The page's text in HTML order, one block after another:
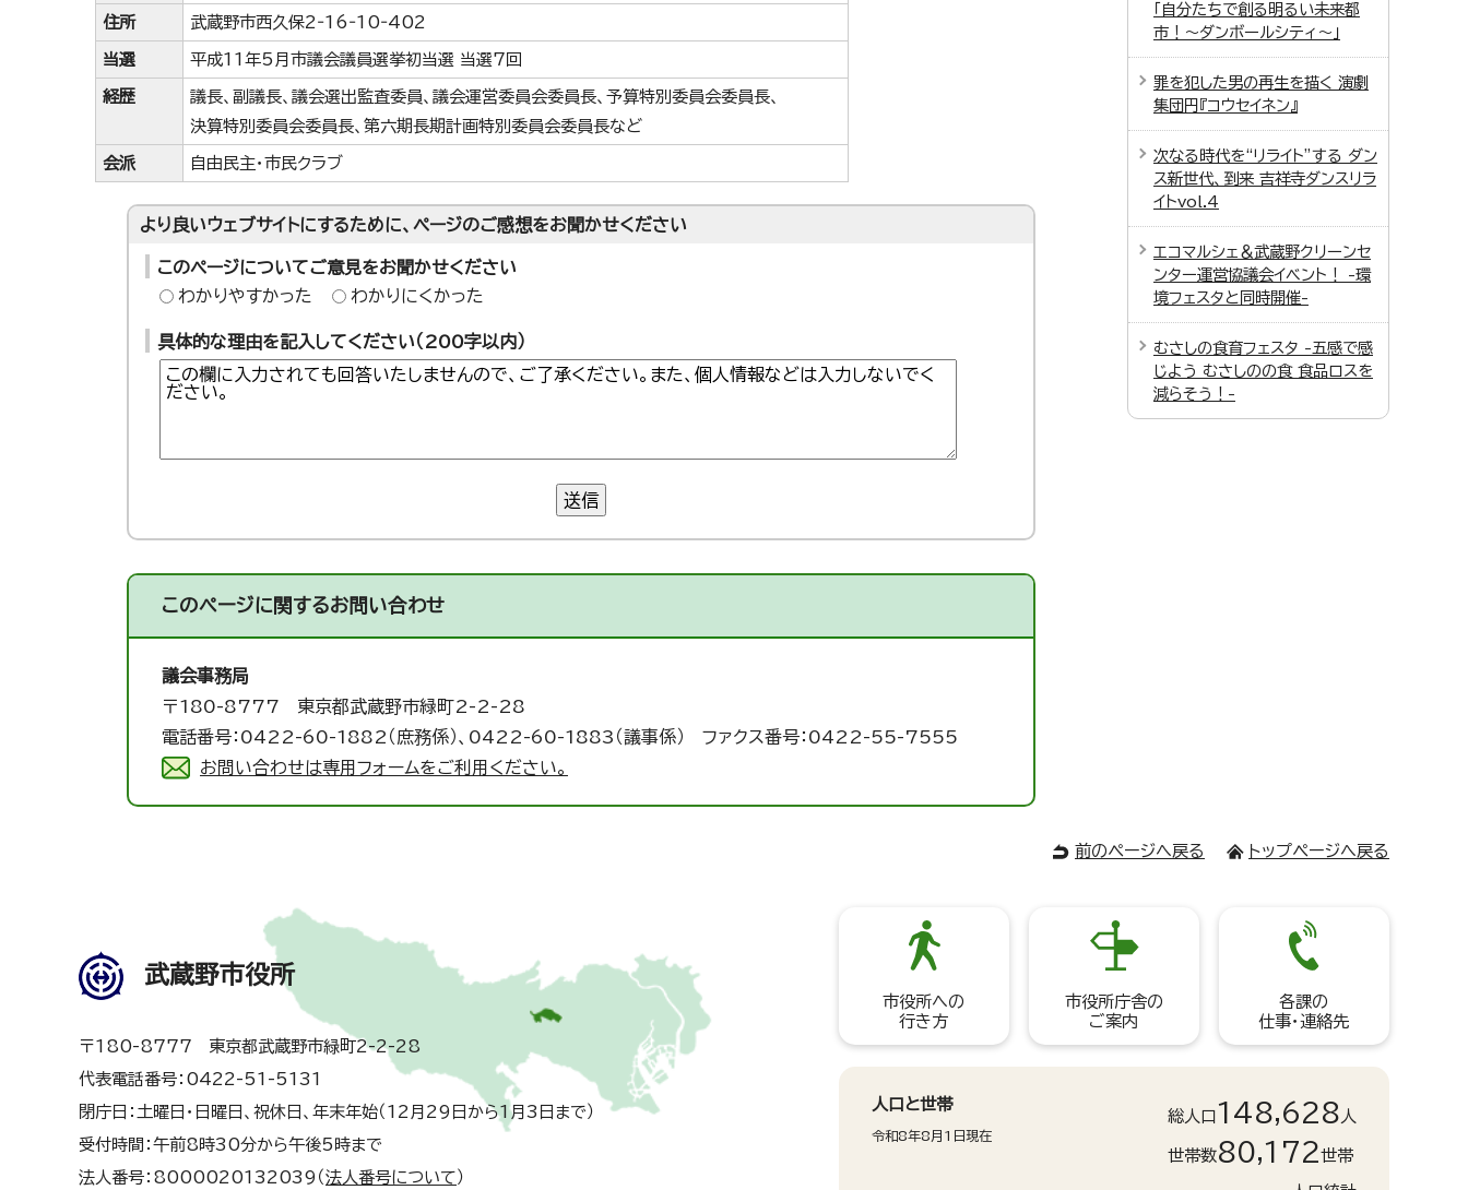
住所 武蔵野市西久保2‐16‐10‐402
当選 平成11年5月市議会議員選挙初当選 当選7回
経歴
議長、副議長、議会選出監査委員、議会運営委員会委員長、予算特別委員会委員長、
決算特別委員会委員長、第六期長期計画特別委員会委員長など
会派 自由民主・市民クラブ
より良いウェブサイトにするために、ページのご感想をお聞かせください
このページについてご意見をお聞かせください
わかりやすかった
わかりにくかった
具体的な理由を記入してください（200字以内）
送信
このページに関するお問い合わせ
議会事務局
〒180-8777 東京都武蔵野市緑町2-2-28
電話番号：0422-60-1882（庶務係）、0422-60-1883（議事係） ファクス番号：0422-55-7555
お問い合わせは専用フォームをご利用ください。
「自分たちで創る明るい未来都
市！～ダンボールシティ～」
罪を犯した男の再生を描く 演劇
集団円『コウセイネン』
次なる時代を“リライト”する ダン
ス新世代、到来 吉祥寺ダンスリラ
イトvol.4
エコマルシェ＆武蔵野クリーンセ
ンター運営協議会イベント！ -環
境フェスタと同時開催-
むさしの食育フェスタ -五感で感
じよう むさしのの食 食品ロスを
減らそう！-
前のページへ戻る トップページへ戻る
武蔵野市役所
〒180-8777 東京都武蔵野市緑町2-2-28
代表電話番号：0422-51-5131
閉庁日：土曜日・日曜日、祝休日、年末年始（12月29日から1月3日まで）
受付時間：午前8時30分から午後5時まで
法人番号：8000020132039（ 法人番号について ）
市役所への
行き方
市役所庁舎の
ご案内
各課の
仕事・連絡先
人口と世帯
令和8年8月1日現在
総人口 148,628 人
世帯数80,172世帯